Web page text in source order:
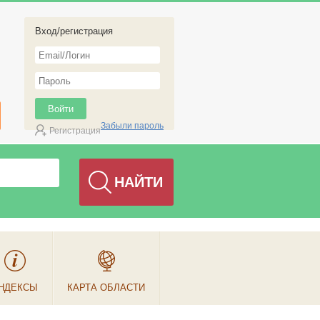
Вход/регистрация
РегистрацияЗабыли пароль
КАРТА ОБЛАСТИ